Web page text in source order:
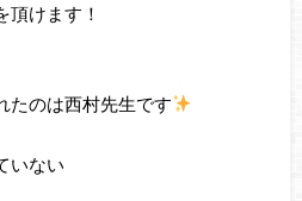
頂けます！
たのは西村先生です
いない